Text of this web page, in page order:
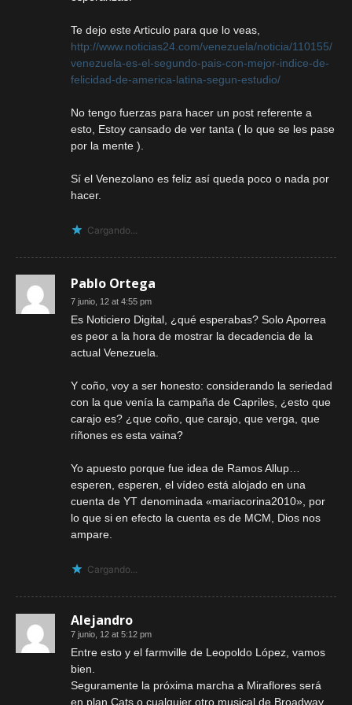
Te dejo este Articulo para que lo veas,
http://www.noticias24.com/venezuela/noticia/110155/
venezuela-es-el-segundo-pais-con-mejor-indice-de-
felicidad-de-america-latina-segun-estudio/
No tengo fuerzas para hacer un post referente a
esto, Estoy cansado de ver tanta ( lo que se les pase
por la mente ).
Sí el Venezolano es feliz así queda poco o nada por
hacer.
Cargando...
Pablo Ortega
7 junio, 12 at 4:55 pm
Es Noticiero Digital, ¿qué esperabas? Solo Aporrea
es peor a la hora de mostrar la decadencia de la
actual Venezuela.
Y coño, voy a ser honesto: considerando la seriedad
con la que venía la campaña de Capriles, ¿esto que
carajo es? ¿que coño, que carajo, que verga, que
riñones es esta vaina?
Yo apuesto porque fue idea de Ramos Allup…
esperen, esperen, el vídeo está alojado en una
cuenta de YT denominada «mariacorina2010», por
lo que si en efecto la cuenta es de MCM, Dios nos
ampare.
Cargando...
Alejandro
7 junio, 12 at 5:12 pm
Entre esto y el farmville de Leopoldo López, vamos
bien.
Seguramente la próxima marcha a Miraflores será
en plan Cats o cualquier otro musical de Broadway.